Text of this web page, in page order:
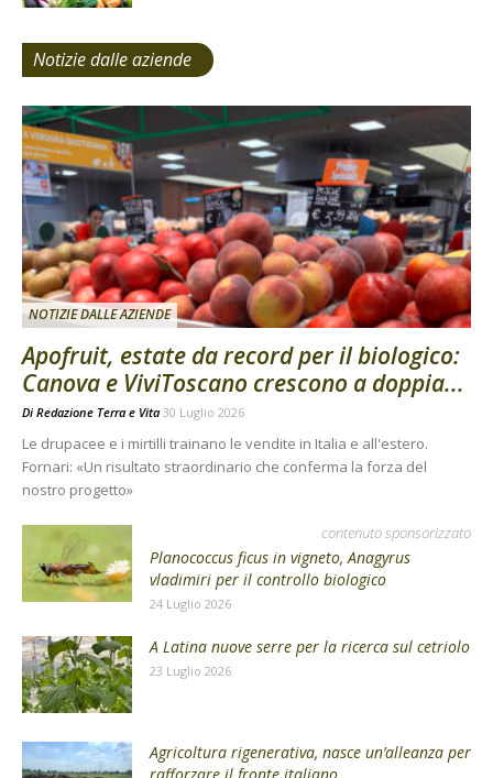
Notizie dalle aziende
NOTIZIE DALLE AZIENDE
Apofruit, estate da record per il biologico:
Canova e ViviToscano crescono a doppia...
Di Redazione Terra e Vita 30 Luglio 2026
Le drupacee e i mirtilli trainano le vendite in Italia e all'estero.
Fornari: «Un risultato straordinario che conferma la forza del
nostro progetto»
contenuto sponsorizzato
Planococcus ficus in vigneto, Anagyrus
vladimiri per il controllo biologico
24 Luglio 2026
A Latina nuove serre per la ricerca sul cetriolo
23 Luglio 2026
Agricoltura rigenerativa, nasce un’alleanza per